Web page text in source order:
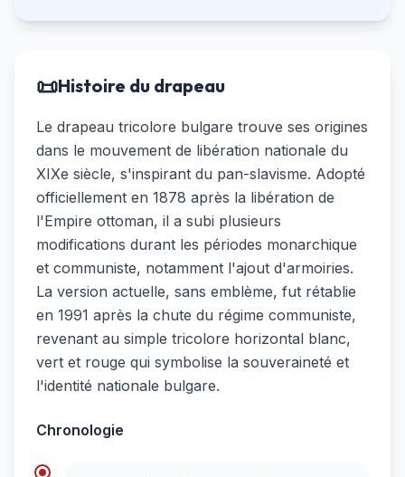
📜Histoire du drapeau
Le drapeau tricolore bulgare trouve ses origines
dans le mouvement de libération nationale du
XIXe siècle, s'inspirant du pan-slavisme. Adopté
officiellement en 1878 après la libération de
l'Empire ottoman, il a subi plusieurs
modifications durant les périodes monarchique
et communiste, notamment l'ajout d'armoiries.
La version actuelle, sans emblème, fut rétablie
en 1991 après la chute du régime communiste,
revenant au simple tricolore horizontal blanc,
vert et rouge qui symbolise la souveraineté et
l'identité nationale bulgare.
Chronologie